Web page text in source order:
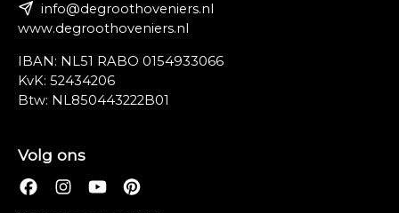
info@degroothoveniers.nl
www.degroothoveniers.nl
IBAN: NL51 RABO 0154933066
KvK: 52434206
Btw: NL850443222B01
Volg ons